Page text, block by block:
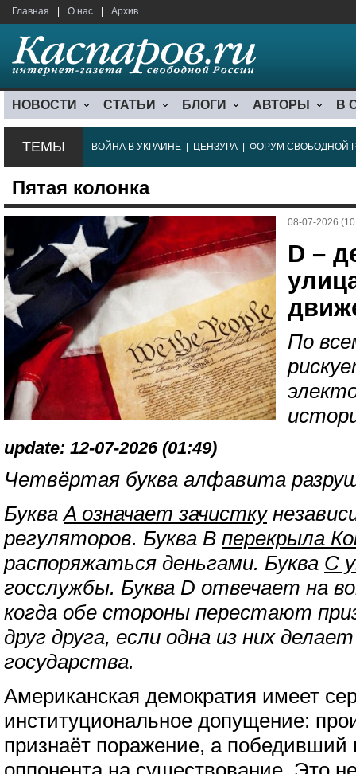
Главная О нас Архив
НОВОСТИ СТАТЬИ БЛОГИ АВТОРЫ В
ТЕМЫ ВОЙНА В УКРАИНЕ ЦЕНЗУРА ФОРУМ СВОБОДНОЙ
Пятая колонка
08-07-2026
D –
По
update: 12-07-2026 (01:49)
Четвёртая буква алфавита
БукваA означает зачистку
регуляторов. Буква B перекрыла
распоряжаться деньгами. Буква C
госслужбы. Буква D отвечает на
когда обе стороны перестают
друг друга, если одна из них
государства.
Американская демократия имеет
институциональное допущение:
признаёт поражение, а победивший